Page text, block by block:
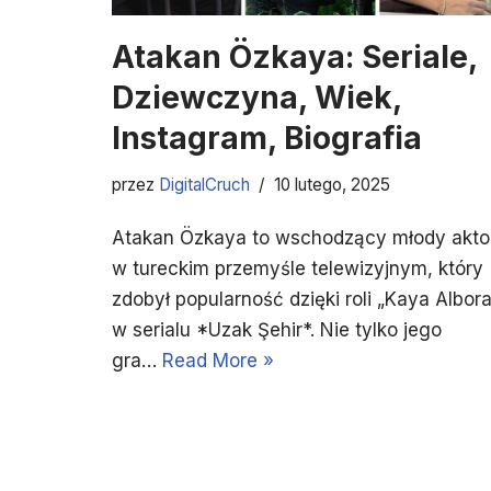
Atakan Özkaya: Seriale,
Dziewczyna, Wiek,
Instagram, Biografia
przez DigitalCruch 10 lutego, 2025
Atakan Özkaya to wschodzący młody
w tureckim przemyśle telewizyjnym, który
zdobył popularność dzięki roli „Kaya
w serialu *Uzak Şehir*. Nie tylko jego
gra… Read More »